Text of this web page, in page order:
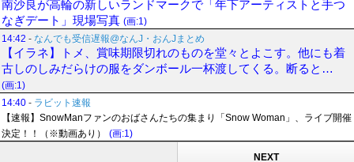
南沙良が高輪の新しいランドマークで「年下アーティストと手つ
なぎデート」現場写真 (画:1)
14:42 - なんでも受信遅報@なんJ・おんJまとめ
【イラネ】トメ、賞味期限切れのものを堂々とよこす。他にも着
古しのしみだらけの服をダンボール一杯渡してくる。断ると…
(画:1)
14:40 - ラビット速報
【速報】SnowManファンのおばさんたちの集まり「Snow Woman」、ライブ開催
決定！！（※動画あり）
(画:1)
NEXT